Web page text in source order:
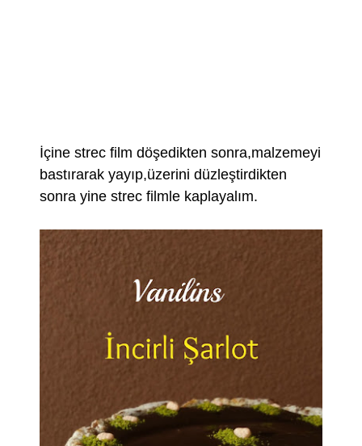
İçine strec film döşedikten sonra,malzemeyi
bastırarak yayıp,üzerini düzleştirdikten
sonra yine strec filmle kaplayalım.